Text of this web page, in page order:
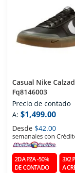
Casual Nike
Fq8146003
Precio de contado
A: $1,499.00
Desde $42.00
semanales con
2DA PZA -50%
DE CONTADO
3X2
A